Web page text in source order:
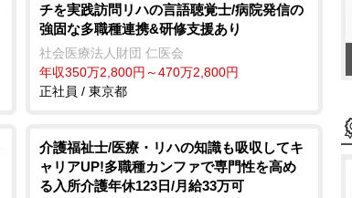
チを実践訪問リハの言語聴覚士/病院発信の
強固な多職種連携&研修支援あり
社会医療法人財団 仁医会
年収350万2,800円～470万2,800円
正社員 / 東京都
介護福祉士/医療・リハの知識も吸収してキ
ャリアUP!多職種カンファで専門性を高め
る入所介護年休123日/月給33万可